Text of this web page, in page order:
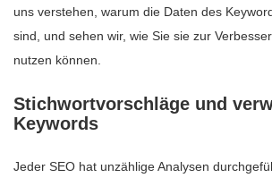
uns verstehen, warum die Daten des
sind, und sehen wir, wie Sie sie zur
nutzen können.
Stichwortvorschläge und
Keywords
Jeder SEO hat unzählige Analysen